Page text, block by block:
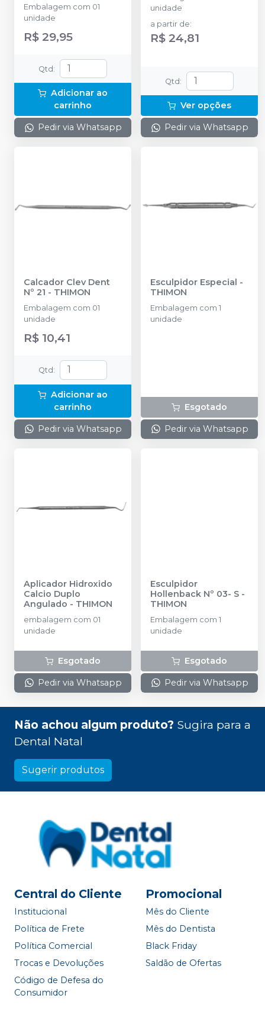
Embalagem com 01
unidade
R$ 29,95
Qtd:
Adicionar ao
carrinho
Pedir via Whatsapp
unidade
a partir de:
R$ 24,81
Qtd:
Ver opções
Pedir via Whatsapp
Calcador Clev Dent
Nº 21 - THIMON
Embalagem com 01
unidade
R$ 10,41
Qtd :
Adicionar ao
carrinho
Pedir via Whatsapp
Esculpidor Especial -
THIMON
Embalagem com 1
unidade
Esgotado
Pedir via Whatsapp
Aplicador Hidroxido
Calcio Duplo
Angulado - THIMON
embalagem com 01
unidade
Esgotado
Pedir via Whatsapp
Esculpidor
Hollenback Nº 03- S -
THIMON
Embalagem com 1
unidade
Esgotado
Pedir via Whatsapp
Não achou algum produto? Sugira para a
Dental Natal
Sugerir produtos
Central do Cliente
Institucional
Política de Frete
Política Comercial
Trocas e Devoluções
Código de Defesa do
Consumidor
Promocional
Mês do Cliente
Mês do Dentista
Black Friday
Saldão de Ofertas